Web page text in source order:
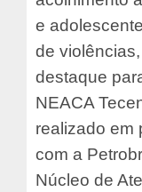
e
de
destaque
NEACA
realizado em
com a
Núcleo de